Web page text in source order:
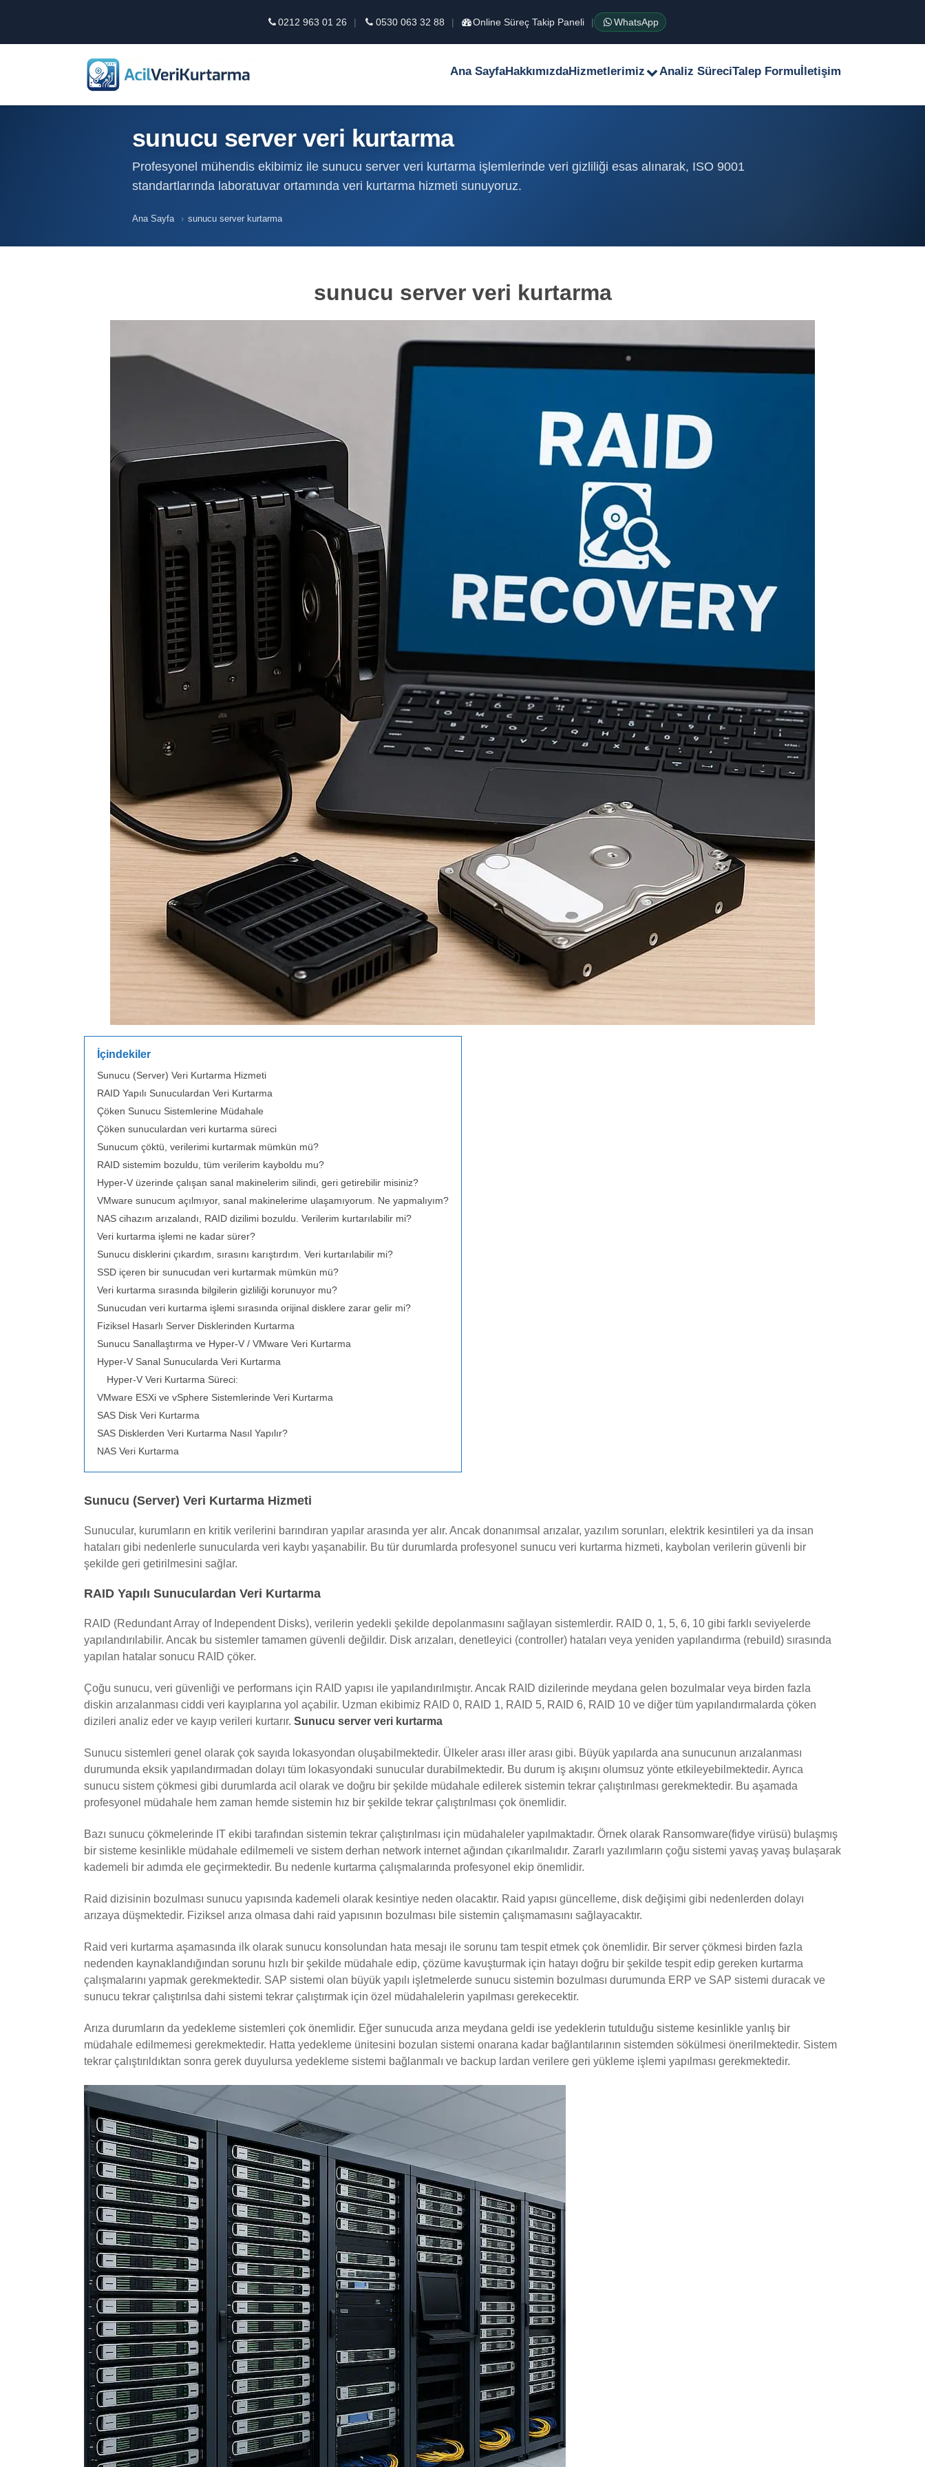
0212 963 01 26 | 0530 063 32 88 | Online Süreç Takip Paneli | WhatsApp
Ana SayfaHakkımızdaHizmetlerimiz Analiz SüreciTalep Formuİletişim
sunucu server veri kurtarma
Profesyonel mühendis ekibimiz ile sunucu server veri kurtarma işlemlerinde veri gizliliği esas alınarak, ISO 9001
standartlarında laboratuvar ortamında veri kurtarma hizmeti sunuyoruz.
Ana Sayfa › sunucu server kurtarma
sunucu server veri kurtarma
İçindekiler
Sunucu (Server) Veri Kurtarma Hizmeti
RAID Yapılı Sunuculardan Veri Kurtarma
Çöken Sunucu Sistemlerine Müdahale
Çöken sunuculardan veri kurtarma süreci
Sunucum çöktü, verilerimi kurtarmak mümkün mü?
RAID sistemim bozuldu, tüm verilerim kayboldu mu?
Hyper-V üzerinde çalışan sanal makinelerim silindi, geri getirebilir misiniz?
VMware sunucum açılmıyor, sanal makinelerime ulaşamıyorum. Ne yapmalıyım?
NAS cihazım arızalandı, RAID dizilimi bozuldu. Verilerim kurtarılabilir mi?
Veri kurtarma işlemi ne kadar sürer?
Sunucu disklerini çıkardım, sırasını karıştırdım. Veri kurtarılabilir mi?
SSD içeren bir sunucudan veri kurtarmak mümkün mü?
Veri kurtarma sırasında bilgilerin gizliliği korunuyor mu?
Sunucudan veri kurtarma işlemi sırasında orijinal disklere zarar gelir mi?
Fiziksel Hasarlı Server Disklerinden Kurtarma
Sunucu Sanallaştırma ve Hyper-V / VMware Veri Kurtarma
Hyper-V Sanal Sunucularda Veri Kurtarma
Hyper-V Veri Kurtarma Süreci:
VMware ESXi ve vSphere Sistemlerinde Veri Kurtarma
SAS Disk Veri Kurtarma
SAS Disklerden Veri Kurtarma Nasıl Yapılır?
NAS Veri Kurtarma
Sunucu (Server) Veri Kurtarma Hizmeti
Sunucular, kurumların en kritik verilerini barındıran yapılar arasında yer alır. Ancak donanımsal arızalar, yazılım sorunları, elektrik kesintileri ya da insan
hataları gibi nedenlerle sunucularda veri kaybı yaşanabilir. Bu tür durumlarda profesyonel sunucu veri kurtarma hizmeti, kaybolan verilerin güvenli bir
şekilde geri getirilmesini sağlar.
RAID Yapılı Sunuculardan Veri Kurtarma
RAID (Redundant Array of Independent Disks), verilerin yedekli şekilde depolanmasını sağlayan sistemlerdir. RAID 0, 1, 5, 6, 10 gibi farklı seviyelerde
yapılandırılabilir. Ancak bu sistemler tamamen güvenli değildir. Disk arızaları, denetleyici (controller) hataları veya yeniden yapılandırma (rebuild) sırasında
yapılan hatalar sonucu RAID çöker.
Çoğu sunucu, veri güvenliği ve performans için RAID yapısı ile yapılandırılmıştır. Ancak RAID dizilerinde meydana gelen bozulmalar veya birden fazla
diskin arızalanması ciddi veri kayıplarına yol açabilir. Uzman ekibimiz RAID 0, RAID 1, RAID 5, RAID 6, RAID 10 ve diğer tüm yapılandırmalarda çöken
dizileri analiz eder ve kayıp verileri kurtarır. Sunucu server veri kurtarma
Sunucu sistemleri genel olarak çok sayıda lokasyondan oluşabilmektedir. Ülkeler arası iller arası gibi. Büyük yapılarda ana sunucunun arızalanması
durumunda eksik yapılandırmadan dolayı tüm lokasyondaki sunucular durabilmektedir. Bu durum iş akışını olumsuz yönte etkileyebilmektedir. Ayrıca
sunucu sistem çökmesi gibi durumlarda acil olarak ve doğru bir şekilde müdahale edilerek sistemin tekrar çalıştırılması gerekmektedir. Bu aşamada
profesyonel müdahale hem zaman hemde sistemin hız bir şekilde tekrar çalıştırılması çok önemlidir.
Bazı sunucu çökmelerinde IT ekibi tarafından sistemin tekrar çalıştırılması için müdahaleler yapılmaktadır. Örnek olarak Ransomware(fidye virüsü) bulaşmış
bir sisteme kesinlikle müdahale edilmemeli ve sistem derhan network internet ağından çıkarılmalıdır. Zararlı yazılımların çoğu sistemi yavaş yavaş bulaşarak
kademeli bir adımda ele geçirmektedir. Bu nedenle kurtarma çalışmalarında profesyonel ekip önemlidir.
Raid dizisinin bozulması sunucu yapısında kademeli olarak kesintiye neden olacaktır. Raid yapısı güncelleme, disk değişimi gibi nedenlerden dolayı
arızaya düşmektedir. Fiziksel arıza olmasa dahi raid yapısının bozulması bile sistemin çalışmamasını sağlayacaktır.
Raid veri kurtarma aşamasında ilk olarak sunucu konsolundan hata mesajı ile sorunu tam tespit etmek çok önemlidir. Bir server çökmesi birden fazla
nedenden kaynaklandığından sorunu hızlı bir şekilde müdahale edip, çözüme kavuşturmak için hatayı doğru bir şekilde tespit edip gereken kurtarma
çalışmalarını yapmak gerekmektedir. SAP sistemi olan büyük yapılı işletmelerde sunucu sistemin bozulması durumunda ERP ve SAP sistemi duracak ve
sunucu tekrar çalıştırılsa dahi sistemi tekrar çalıştırmak için özel müdahalelerin yapılması gerekecektir.
Arıza durumların da yedekleme sistemleri çok önemlidir. Eğer sunucuda arıza meydana geldi ise yedeklerin tutulduğu sisteme kesinlikle yanlış bir
müdahale edilmemesi gerekmektedir. Hatta yedekleme ünitesini bozulan sistemi onarana kadar bağlantılarının sistemden sökülmesi önerilmektedir. Sistem
tekrar çalıştırıldıktan sonra gerek duyulursa yedekleme sistemi bağlanmalı ve backup lardan verilere geri yükleme işlemi yapılması gerekmektedir.